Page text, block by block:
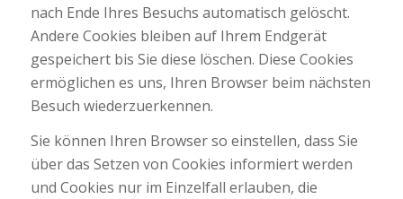
nach Ende Ihres Besuchs automatisch gelöscht.
Andere Cookies bleiben auf Ihrem Endgerät
gespeichert bis Sie diese löschen. Diese Cookies
ermöglichen es uns, Ihren Browser beim nächsten
Besuch wiederzuerkennen.
Sie können Ihren Browser so einstellen, dass Sie
über das Setzen von Cookies informiert werden
und Cookies nur im Einzelfall erlauben, die